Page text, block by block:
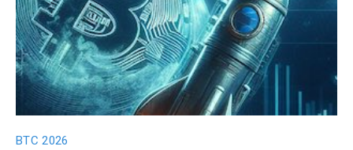
BTC 2026